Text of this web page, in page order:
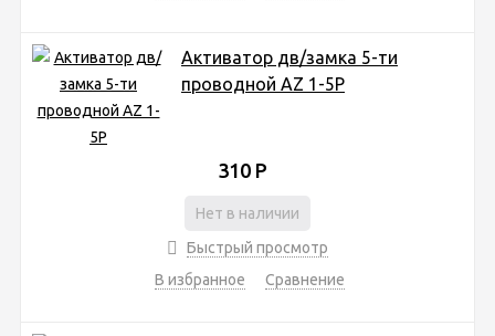
Активатор дв/замка 5-ти
проводной AZ 1-5P
310 Р
Нет в наличии
Быстрый просмотр
В избранное
Сравнение